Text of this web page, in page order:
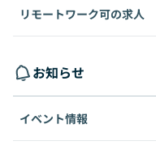
リモートワーク可の求人
お知らせ
イベント情報